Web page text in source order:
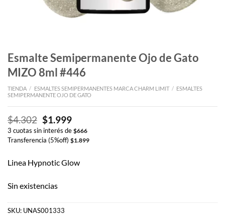
Esmalte Semipermanente Ojo de Gato
MIZO 8ml #446
TIENDA / ESMALTES SEMIPERMANENTES MARCA CHARM LIMIT / ESMALTES
SEMIPERMANENTE OJO DE GATO
$4.302 El
precio
original
$4.302.
$1.999El
precio
actual
3 cuotas sin interés de $666
Transferencia (5%off) $1.899
Linea Hypnotic Glow
Sin existencias
SKU: UNAS001333